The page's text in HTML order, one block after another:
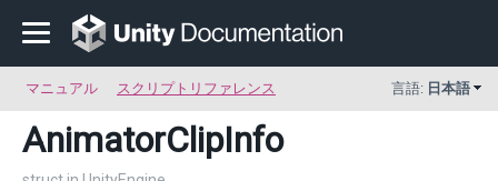
マニュアル スクリプトリファレンス 言語: 日本語
AnimatorClipInfo